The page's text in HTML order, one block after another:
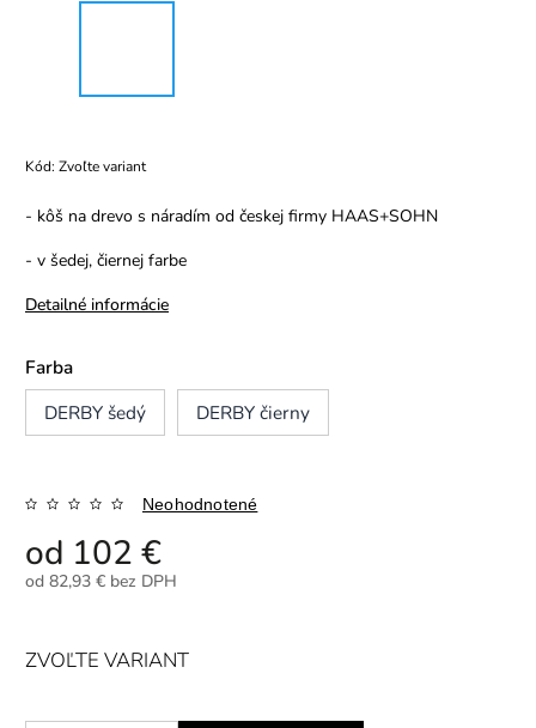
Kód: Zvoľte variant
- kôš na drevo s náradím od českej firmy HAAS+SOHN
- v šedej, čiernej farbe
Detailné informácie
Farba
DERBY šedý
DERBY čierny
Neohodnotené
od 102 €
od 82,93 € bez DPH
ZVOĽTE VARIANT